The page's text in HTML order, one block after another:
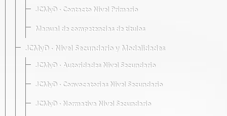
JCMyD · Contacto Nivel Primario
Manual de competencias de títulos
JCMyD · Nivel Secundario y Modalidades
JCMyD · Autoridades Nivel Secundario
JCMyD · Convocatorias Nivel Secundario
JCMyD · Normativa Nivel Secundario